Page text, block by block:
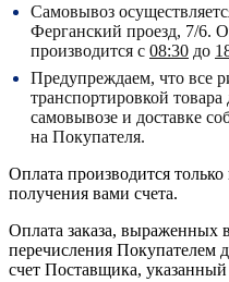
Самовывоз
Ферганский проезд, 7/6.
производится с 08:30 до
Предупреждаем, что все
транспортировкой
самовывозе и доставке
на Покупателя.
Оплата производится
получения вами счета.
Оплата заказа, выраженных
перечисления Покупателем
счет Поставщика, указанный